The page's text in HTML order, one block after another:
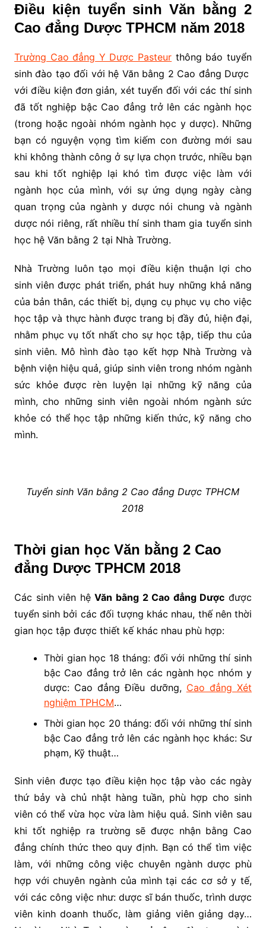
Điều kiện tuyển sinh Văn bằng 2
Cao đẳng Dược TPHCM năm 2018
Trường Cao đẳng Y Dược Pasteur thông báo tuyển
sinh đào tạo đối với hệ Văn bằng 2 Cao đẳng Dược
với điều kiện đơn giản, xét tuyển đối với các thí sinh
đã tốt nghiệp bậc Cao đẳng trở lên các ngành học
(trong hoặc ngoài nhóm ngành học y dược). Những
bạn có nguyện vọng tìm kiếm con đường mới sau
khi không thành công ở sự lựa chọn trước, nhiều bạn
sau khi tốt nghiệp lại khó tìm được việc làm với
ngành học của mình, với sự ứng dụng ngày càng
quan trọng của ngành y dược nói chung và ngành
dược nói riêng, rất nhiều thí sinh tham gia tuyển sinh
học hệ Văn bằng 2 tại Nhà Trường.
Nhà Trường luôn tạo mọi điều kiện thuận lợi cho
sinh viên được phát triển, phát huy những khả năng
của bản thân, các thiết bị, dụng cụ phục vụ cho việc
học tập và thực hành được trang bị đầy đủ, hiện đại,
nhằm phục vụ tốt nhất cho sự học tập, tiếp thu của
sinh viên. Mô hình đào tạo kết hợp Nhà Trường và
bệnh viện hiệu quả, giúp sinh viên trong nhóm ngành
sức khỏe được rèn luyện lại những kỹ năng của
mình, cho những sinh viên ngoài nhóm ngành sức
khỏe có thể học tập những kiến thức, kỹ năng cho
mình.
Tuyển sinh Văn bằng 2 Cao đẳng Dược TPHCM
2018
Thời gian học Văn bằng 2 Cao
đẳng Dược TPHCM 2018
Các sinh viên hệVăn bằng 2 Cao đẳng Dược được
tuyển sinh bởi các đối tượng khác nhau, thế nên thời
gian học tập được thiết kế khác nhau phù hợp:
Thời gian học 18 tháng: đối với những thí sinh
bậc Cao đẳng trở lên các ngành học nhóm y
dược: Cao đẳng Điều dưỡng, Cao đẳng Xét
nghiệm TPHCM…
Thời gian học 20 tháng: đối với những thí sinh
bậc Cao đẳng trở lên các ngành học khác: Sư
phạm, Kỹ thuật…
Sinh viên được tạo điều kiện học tập vào các ngày
thứ bảy và chủ nhật hàng tuần, phù hợp cho sinh
viên có thể vừa học vừa làm hiệu quả. Sinh viên sau
khi tốt nghiệp ra trường sẽ được nhận bằng Cao
đẳng chính thức theo quy định. Bạn có thể tìm việc
làm, với những công việc chuyên ngành dược phù
hợp với chuyên ngành của mình tại các cơ sở y tế,
với các công việc như: dược sĩ bán thuốc, trình dược
viên kinh doanh thuốc, làm giảng viên giảng dạy…